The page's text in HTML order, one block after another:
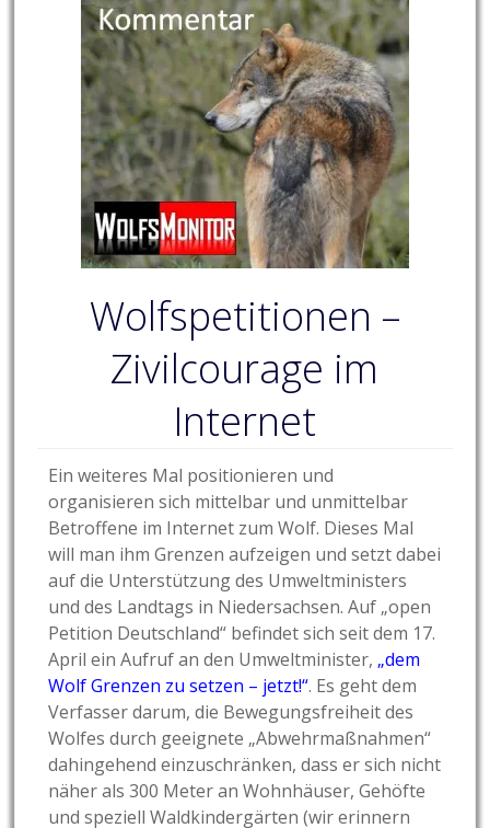
Wolfspetitionen –
Zivilcourage im
Internet
Ein weiteres Mal positionieren und
organisieren sich mittelbar und unmittelbar
Betroffene im Internet zum Wolf. Dieses Mal
will man ihm Grenzen aufzeigen und setzt dabei
auf die Unterstützung des Umweltministers
und des Landtags in Niedersachsen. Auf „open
Petition Deutschland“ befindet sich seit dem 17.
April ein Aufruf an den Umweltminister, „dem
Wolf Grenzen zu setzen – jetzt!“. Es geht dem
Verfasser darum, die Bewegungsfreiheit des
Wolfes durch geeignete „Abwehrmaßnahmen“
dahingehend einzuschränken, dass er sich nicht
näher als 300 Meter an Wohnhäuser, Gehöfte
und speziell Waldkindergärten (wir erinnern